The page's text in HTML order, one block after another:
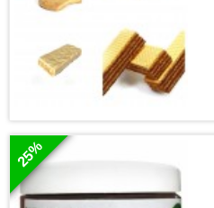
21,47 €
25%